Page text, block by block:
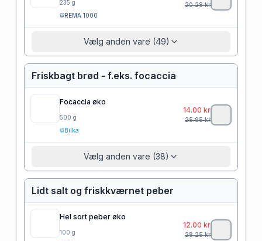
235 g
REMA 1000
20.28kr
Vælg anden vare (49)
Friskbagt brød - f.eks. focaccia
Focaccia øko
500 g
Bilka
14.00 kr
25.95kr
Vælg anden vare (38)
Lidt salt og friskkværnet peber
Hel sort peber øko
100 g
12.00 kr
28.25kr